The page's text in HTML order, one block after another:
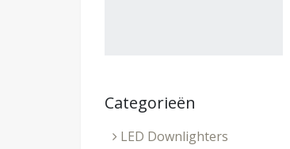
Categorieën
LED Downlighters